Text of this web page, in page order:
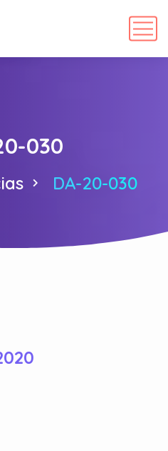
herramientas
030
DA-20-030